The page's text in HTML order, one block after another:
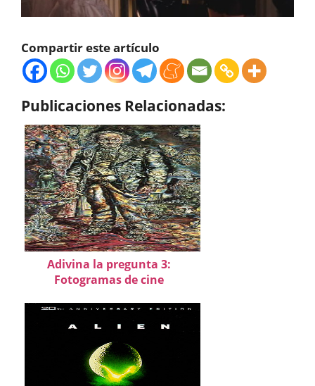
Compartir este artículo
Publicaciones Relacionadas:
Adivina la pregunta 3:
Fotogramas de cine